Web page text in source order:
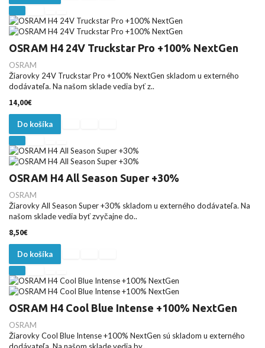
OSRAM H4 24V Truckstar Pro +100% NextGen
OSRAM
Žiarovky 24V Truckstar Pro +100% NextGen skladom u externého
dodávateľa. Na našom sklade vedia byť z..
14,00€
Do košíka
OSRAM H4 All Season Super +30%
OSRAM
Žiarovky All Season Super +30% skladom u externého dodávateľa. Na
našom sklade vedia byť zvyčajne do..
8,50€
Do košíka
OSRAM H4 Cool Blue Intense +100% NextGen
OSRAM
Žiarovky Cool Blue Intense +100% NextGen sú skladom u externého
dodávateľa. Na našom sklade vedia by..